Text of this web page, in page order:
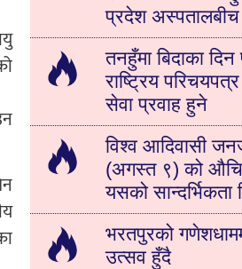
प्रदेश अस्पतालबीच
तनहुँमा बिदाका दिन
राष्ट्रिय
सेवा प्रवाह हुने
विश्व आदिवासी
(अगस्त ९) को
यसको
भरतपुरको
उत्सव हुँदै